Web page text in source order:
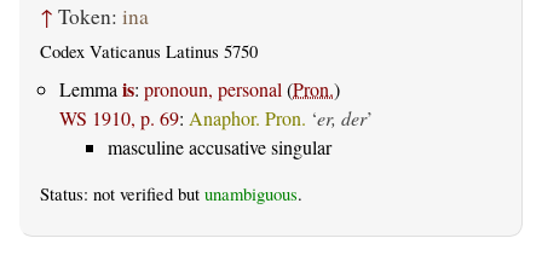
↑ Token: ina
Codex Vaticanus Latinus 5750
Lemma is: pronoun, personal (Pron.)
WS 1910, p. 69: Anaphor. Pron. ‘er, der’
masculine accusative singular
Status: not verified but unambiguous.